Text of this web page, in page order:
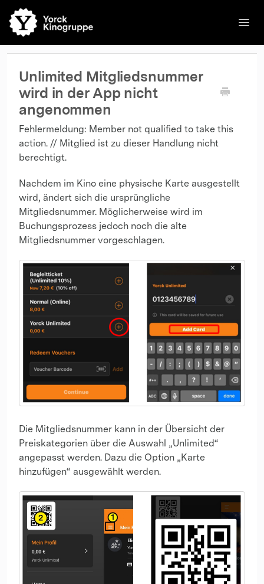
🌐English Kinos Filme Kontakt Kontakt
Unlimited Mitgliedsnummer
wird in der App nicht
angenommen
Fehlermeldung: Member not qualified to take this
action. // Mitglied ist zu dieser Handlung nicht
berechtigt.
Nachdem im Kino eine physische Karte ausgestellt
wird, ändert sich die ursprüngliche
Mitgliedsnummer. Möglicherweise wird im
Buchungsprozess jedoch noch die alte
Mitgliedsnummer vorgeschlagen.
Die Mitgliedsnummer kann in der Übersicht der
Preiskategorien über die Auswahl „Unlimited“
angepasst werden. Dazu die Option „Karte
hinzufügen“ ausgewählt werden.